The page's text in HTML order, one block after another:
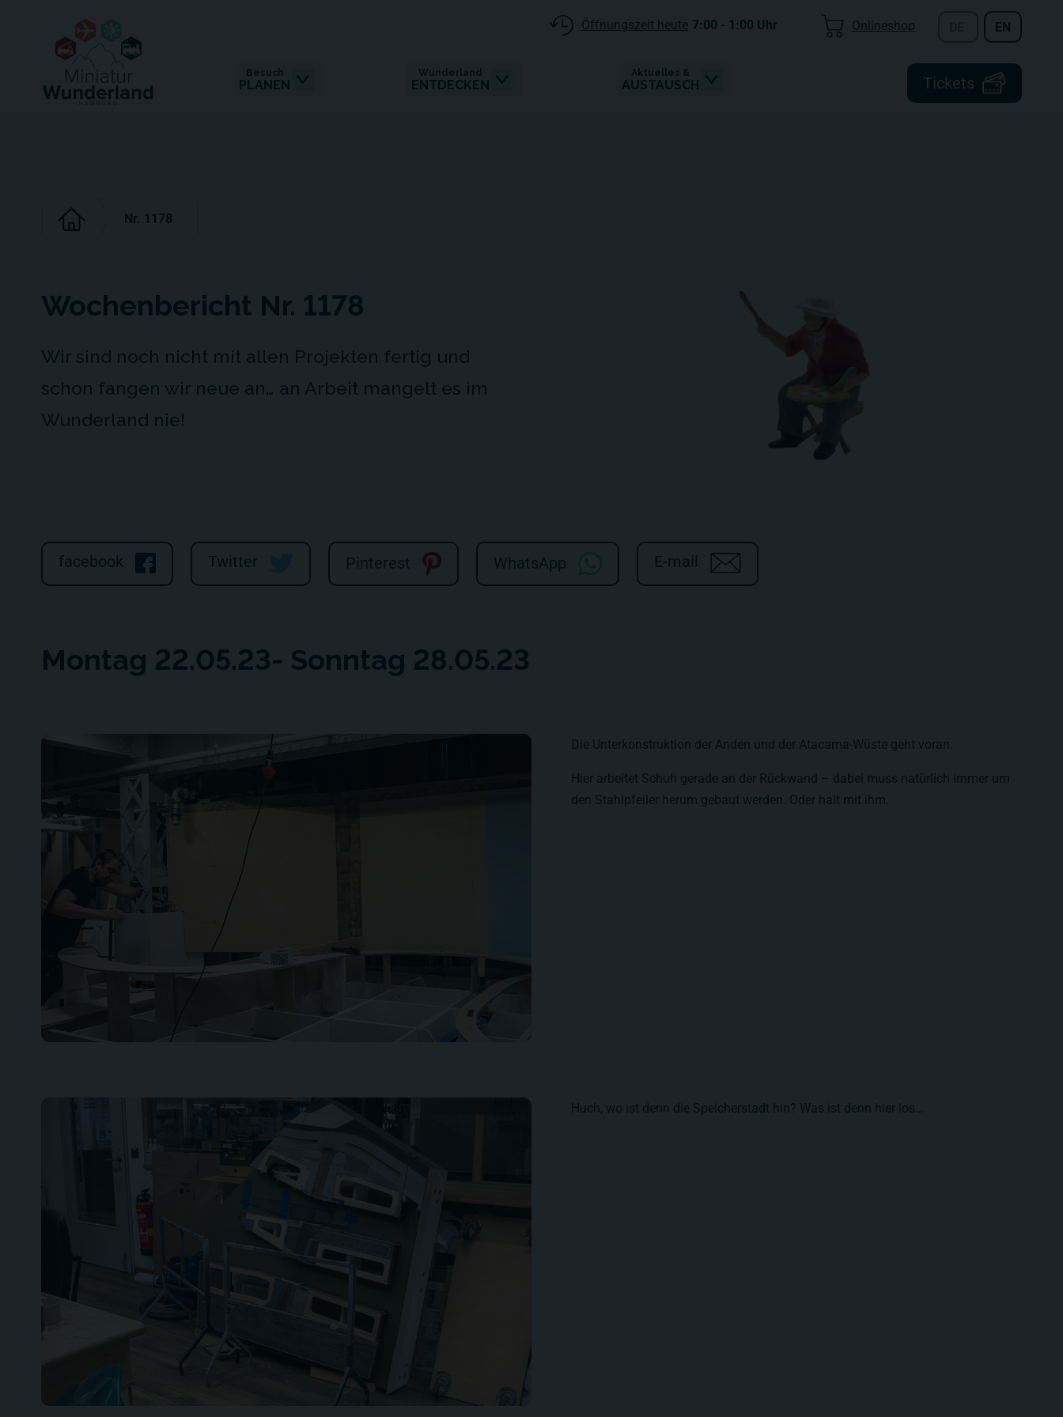
Tickets
Besuch
PLANEN
Wunderland
ENTDECKEN
Aktuelles &
AUSTAUSCH
Öffnungszeit heute 7:00 - 1:00 Uhr Onlineshop EN
Nr. 1178
Wochenbericht Nr. 1178
Wir sind noch nicht mit allen Projekten fertig und
schon fangen wir neue an… an Arbeit mangelt es im
Wunderland nie!
facebook Twitter Pinterest WhatsApp E-mail
Montag 22.05.23- Sonntag 28.05.23
Die Unterkonstruktion der Anden und der Atacama-Wüste geht voran.
Hier arbeitet Schuh gerade an der Rückwand – dabei muss natürlich immer um
den Stahlpfeiler herum gebaut werden. Oder halt mit ihm.
Huch, wo ist denn die Speicherstadt hin? Was ist denn hier los…